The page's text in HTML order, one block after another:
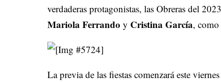
verdaderas protagonistas, las Obreras del
Mariola Ferrando y Cristina García, como
La previa de las fiestas comenzará este